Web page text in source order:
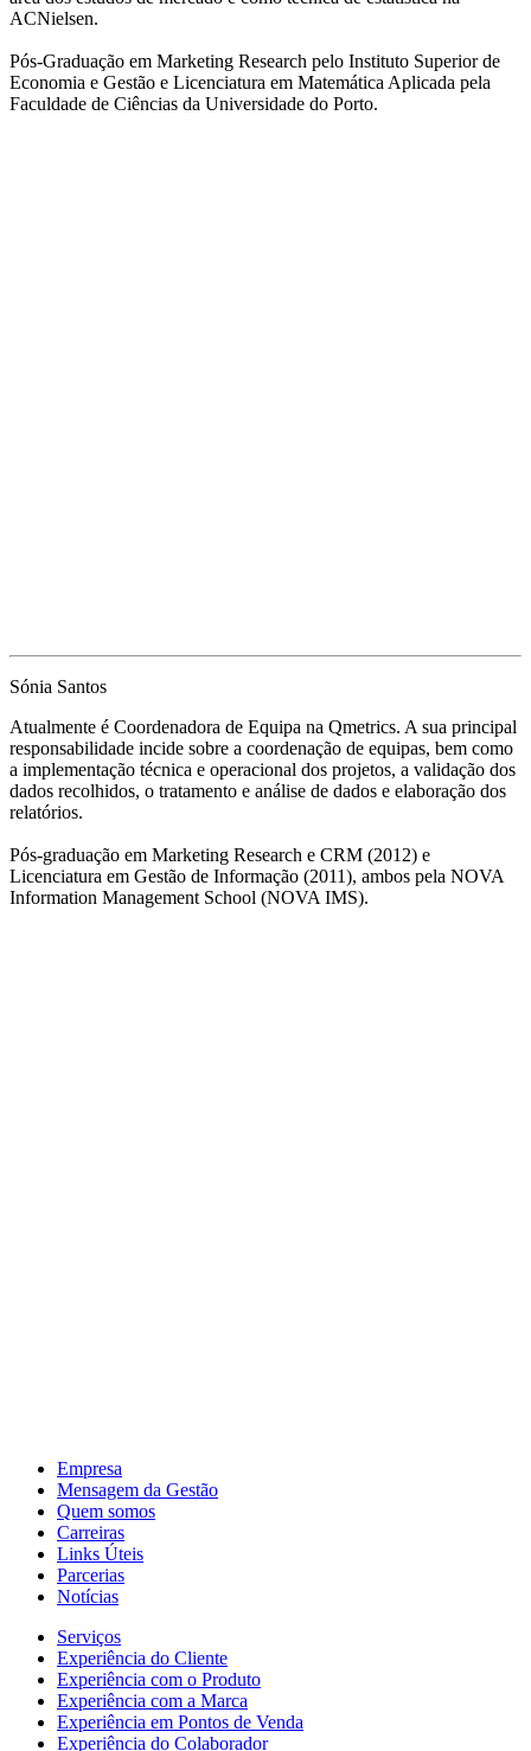
ACNielsen.
Pós-Graduação em Marketing Research pelo Instituto Superior de
Economia e Gestão e Licenciatura em Matemática Aplicada pela
Faculdade de Ciências da Universidade do Porto.
Sónia Santos
Atualmente é Coordenadora de Equipa na Qmetrics. A sua principal
responsabilidade incide sobre a coordenação de equipas, bem como
a implementação técnica e operacional dos projetos, a validação dos
dados recolhidos, o tratamento e análise de dados e elaboração dos
relatórios.
Pós-graduação em Marketing Research e CRM (2012) e
Licenciatura em Gestão de Informação (2011), ambos pela NOVA
Information Management School (NOVA IMS).
Empresa
Mensagem da Gestão
Quem somos
Carreiras
Links Úteis
Parcerias
Notícias
Serviços
Experiência do Cliente
Experiência com o Produto
Experiência com a Marca
Experiência em Pontos de Venda
Experiência do Colaborador